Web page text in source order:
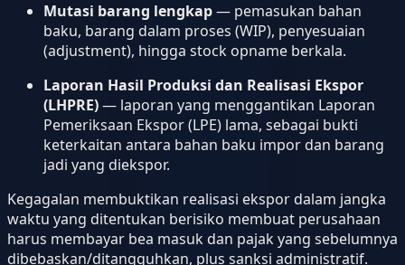
Mutasi barang lengkap— pemasukan bahan
baku, barang dalam proses (WIP), penyesuaian
(adjustment), hingga stock opname berkala.
Laporan Hasil Produksi dan Realisasi Ekspor
(LHPRE)— laporan yang menggantikan Laporan
Pemeriksaan Ekspor (LPE) lama, sebagai bukti
keterkaitan antara bahan baku impor dan barang
jadi yang diekspor.
Kegagalan membuktikan realisasi ekspor dalam jangka
waktu yang ditentukan berisiko membuat perusahaan
harus membayar bea masuk dan pajak yang sebelumnya
dibebaskan/ditangguhkan, plus sanksi administratif.